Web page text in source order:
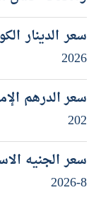
2026
202
8-2026